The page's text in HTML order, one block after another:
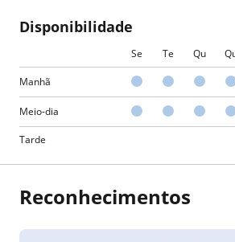
Disponibilidade
Se Te Qu
Manhã
Meio-dia
Tarde
Reconhecimentos